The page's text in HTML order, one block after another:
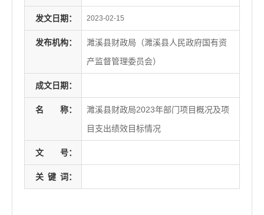
发文日期： 2023-02-15
发布机构：
濉溪县财政局（濉溪县人民政府国有资
产监督管理委员会）
成文日期：
名 称：
濉溪县财政局2023年部门项目概况及项
目支出绩效目标情况
文 号：
关 键 词：